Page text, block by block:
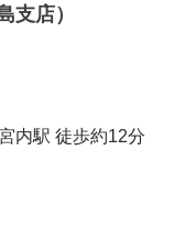
支店）
内駅 徒歩約12分